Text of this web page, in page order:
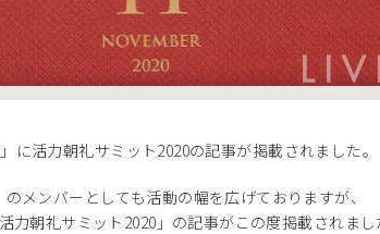
に活力朝礼サミット2020の記事が掲載されました。
メンバーとしても活動の幅を広げておりますが、
力朝礼サミット2020」の記事がこの度掲載されま